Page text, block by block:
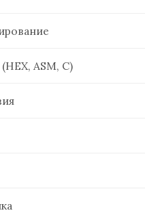
ASM, C)